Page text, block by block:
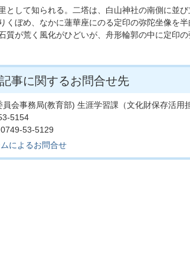
として知られる。二塔は、白山神社の南側に並
くぼめ、なかに蓮華座にのる定印の弥陀坐像を
質が荒く風化がひどいが、舟形輪郭の中に定印の
事に関するお問合せ先
会事務局(教育部) 生涯学習課（文化財保存活用
5154
53-5129
によるお問合せ